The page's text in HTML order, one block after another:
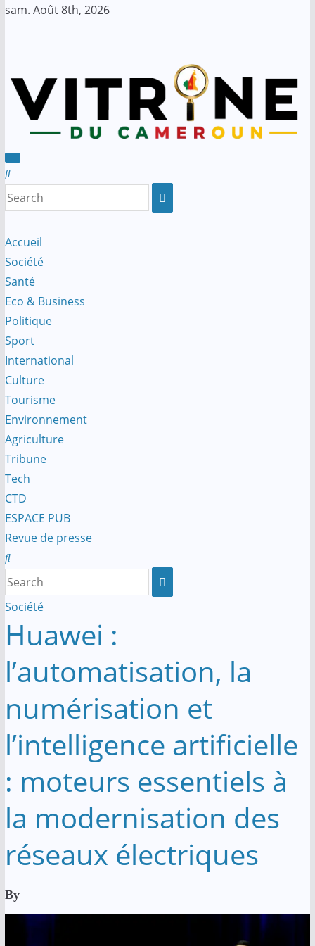
Skip
sam. Août 8th, 2026
Accueil
Société
Santé
Eco & Business
Politique
Sport
International
Culture
Tourisme
Environnement
Agriculture
Tribune
Tech
CTD
ESPACE PUB
Revue de presse
Société
Huawei :
l’automatisation, la
numérisation et
l’intelligence artificielle
: moteurs essentiels à
la modernisation des
réseaux électriques
By